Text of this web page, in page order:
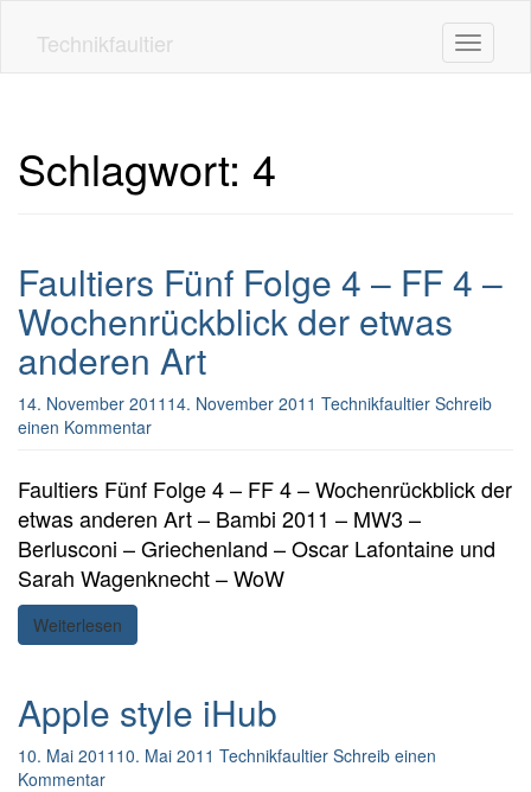
Technikfaultier Toggle
Schlagwort: 4
Faultiers Fünf Folge 4 – FF 4 –
Wochenrückblick der etwas
anderen Art
14. November 2011 14. November 2011 Technikfaultier Schreib
einen Kommentar
Faultiers Fünf Folge 4 – FF 4 – Wochenrückblick der
etwas anderen Art – Bambi 2011 – MW3 –
Berlusconi – Griechenland – Oscar Lafontaine und
Sarah Wagenknecht – WoW
Weiterlesen
Apple style iHub
10. Mai 2011 10. Mai 2011 Technikfaultier Schreib einen
Kommentar